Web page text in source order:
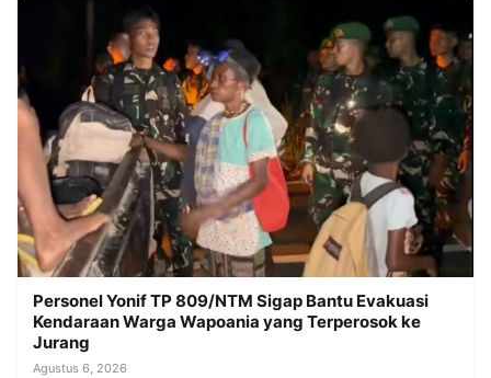
Personel Yonif TP 809/NTM Sigap Bantu Evakuasi
Kendaraan Warga Wapoania yang Terperosok ke
Jurang
Agustus 6, 2026